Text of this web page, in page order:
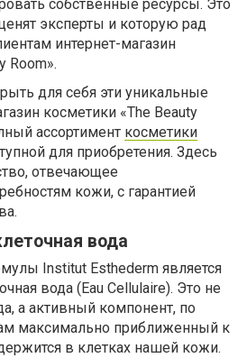
собственные ресурсы. Это
эксперты и которую рад
интернет-магазин
Room».
для себя эти уникальные
косметики «The Beauty
ассортимент косметики
для приобретения. Здесь
отвечающее
кожи, с гарантией
вода
Institut Esthederm является
вода (Eau Cellulaire). Это не
а активный компонент, по
максимально приближенный к
в клетках нашей кожи.